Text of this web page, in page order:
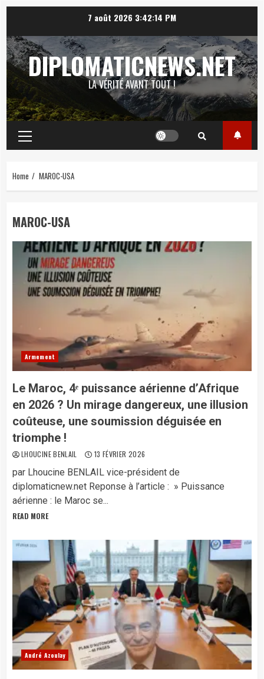
content
7 août 2026 3:42:16 PM
DIPLOMATICNEWS.NET
LA VÉRITÉ AVANT TOUT !
Primary
Menu
Home MAROC-USA
MAROC-USA
Armement
Le Maroc, 4ᵉ puissance aérienne d’Afrique
en 2026 ? Un mirage dangereux, une illusion
coûteuse, une soumission déguisée en
triomphe !
LHOUCINE BENLAIL 13 FÉVRIER 2026
par Lhoucine BENLAIL vice-président de
diplomaticnew.net Reponse à l’article : » Puissance
aérienne : le Maroc se...
READ MORE
André Azoulay